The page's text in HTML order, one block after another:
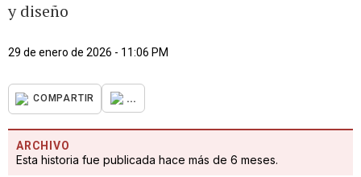
y diseño
29 de enero de 2026 - 11:06 PM
COMPARTIR ...
ARCHIVO
Esta historia fue publicada hace más de 6 meses.